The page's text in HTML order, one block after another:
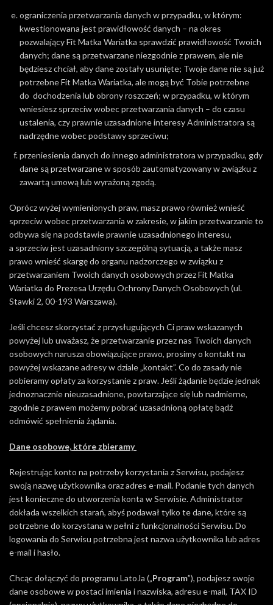
ograniczenia przetwarzania danych w przypadku, w którym:
kwestionowana jest prawidłowość danych – na okres
pozwalający Fit Matka Wariatka sprawdzić prawidłowość Twoich
danych; dane są przetwarzane niezgodnie z prawem, ale nie
będziesz chciał, aby dane zostały usunięte; Twoje dane nie są już
potrzebne Fit Matka Wariatka, ale mogą być Tobie potrzebne
do dochodzenia lub obrony roszczeń; w przypadku, w którym
wniesiesz sprzeciw wobec przetwarzania danych – do czasu
ustalenia, czy prawnie uzasadnione interesy Administratora są
nadrzędne wobec podstawy sprzeciwu;
przeniesienia danych do innego administratora w przypadku, gdy
dane są przetwarzane w sposób zautomatyzowany w związku z
zawartą umową lub wyrażoną zgodą.
Oprócz wyżej wymienionych praw, masz prawo również wnieść
sprzeciw wobec przetwarzania w zakresie, w jakim przetwarzanie to
odbywa się na podstawie prawnie uzasadnionego interesu,
a sprzeciw jest uzasadniony szczególną sytuacją, a także masz
prawo wnieść skargę do organu nadzorczego w związku z
przetwarzaniem Twoich danych osobowych przez Fit Matka
Wariatka do Prezesa Urzędu Ochrony Danych Osobowych (ul.
Stawki 2, 00-193 Warszawa).
Jeśli chcesz skorzystać z przysługujących Ci praw wskazanych
powyżej lub uważasz, że przetwarzanie przez nas Twoich danych
osobowych narusza obowiązujące prawo, prosimy o kontakt na
powyżej wskazane adresy w dziale „kontakt”. Co do zasady nie
pobieramy opłaty za korzystanie z praw. Jeśli żądanie będzie jednak
jednoznacznie nieuzasadnione, powtarzające się lub nadmierne,
zgodnie z prawem możemy pobrać uzasadnioną opłatę bądź
odmówić spełnienia żądania.
Dane osobowe, które zbieramy
Rejestrując konto na potrzeby korzystania z Serwisu, podajesz
swoją nazwę użytkownika oraz adres e-mail. Podanie tych danych
jest konieczne do utworzenia konta w Serwisie. Administrator
dokłada wszelkich starań, abyś podawał tylko te dane, które są
potrzebne do korzystana w pełni z funkcjonalności Serwisu. Do
logowania do Serwisu potrzebna jest nazwa użytkownika lub adres
e-mail i hasło.
Chcąc dołączyć do programu LatoJa („Program”), podajesz swoje
dane osobowe w postaci imienia i nazwiska, adresu e-mail, TAX ID